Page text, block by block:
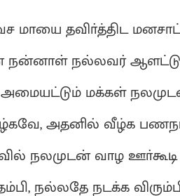
மாயை தவிா்த்திட
நன்னாள் நல்லவர்
அமையட்டும் மக்கள்
அதனில் வீழ்க
நலமுடன் வாழ
நல்லதே நடக்க